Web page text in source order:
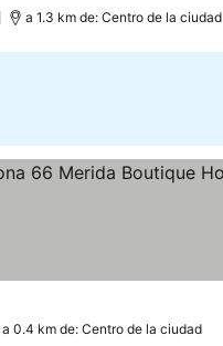
a 1.3 km de: Centro de la ciudad
a 0.4 km de: Centro de la ciudad